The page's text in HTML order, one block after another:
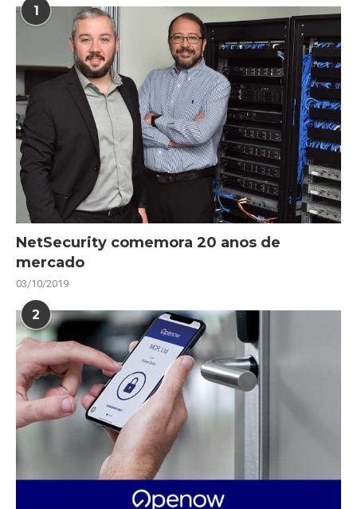
1
NetSecurity comemora 20 anos de
mercado
03/10/2019
2